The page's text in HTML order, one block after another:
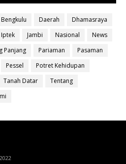
Bengkulu Daerah
Dhamasraya
Iptek Jambi Nasional
News
Panjang Pariaman
Pasaman
Pessel
Potret Kehidupan
Tanah Datar
Tentang